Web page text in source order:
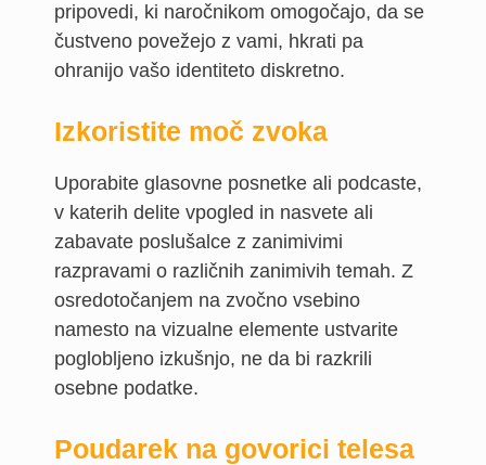
pripovedi, ki naročnikom omogočajo, da se
čustveno povežejo z vami, hkrati pa
ohranijo vašo identiteto diskretno.
Izkoristite moč zvoka
Uporabite glasovne posnetke ali podcaste,
v katerih delite vpogled in nasvete ali
zabavate poslušalce z zanimivimi
razpravami o različnih zanimivih temah. Z
osredotočanjem na zvočno vsebino
namesto na vizualne elemente ustvarite
poglobljeno izkušnjo, ne da bi razkrili
osebne podatke.
Poudarek na govorici telesa